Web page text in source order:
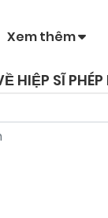
Xem thêm
HIỆP SĨ